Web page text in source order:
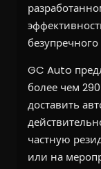
GC Auto
более чем
доставить
частную
или на